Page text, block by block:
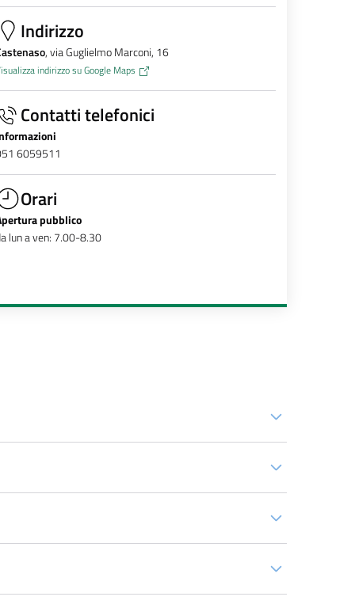
Indirizzo
, via Guglielmo Marconi, 16
indirizzo su Google Maps
Contatti telefonici
6059511
Orari
pubblico
lun a ven: 7.00-8.30